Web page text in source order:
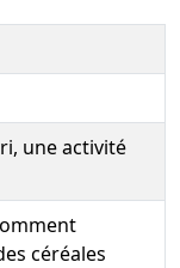
une activité
céréales